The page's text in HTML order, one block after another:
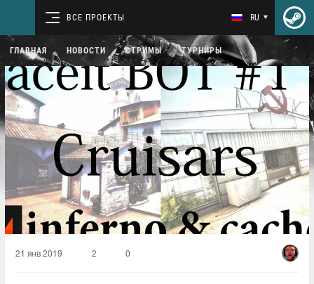
ВСЕ ПРОЕКТЫ RU
ГЛАВНАЯ НОВОСТИ СТРИМЫ ТУРНИРЫ
21 янв 2019 2 0